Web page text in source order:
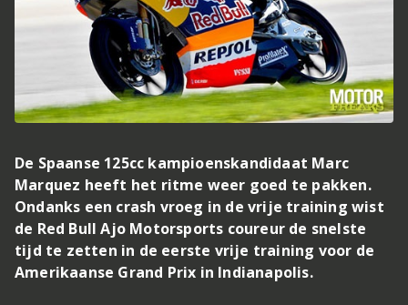
De Spaanse 125cc kampioenskandidaat Marc
Marquez heeft het ritme weer goed te pakken.
Ondanks een crash vroeg in de vrije training wist
de Red Bull Ajo Motorsports coureur de snelste
tijd te zetten in de eerste vrije training voor de
Amerikaanse Grand Prix in Indianapolis.